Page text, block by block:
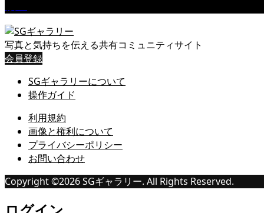
写真と気持ちを伝える共有コミュニティサイト
会員登録
SGギャラリーについて
操作ガイド
利用規約
画像と権利について
プライバシーポリシー
お問い合わせ
Copyright ©2026SGギャラリー. All Rights Reserved.